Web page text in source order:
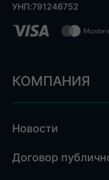
УНП:791246752
КОМПАНИЯ
Новости
Договор